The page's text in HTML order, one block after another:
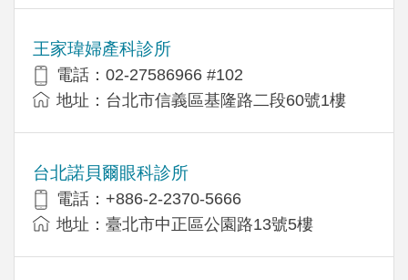
王家瑋婦產科診所
電話：02-27586966 #102
地址：台北市信義區基隆路二段60號1樓
台北諾貝爾眼科診所
電話：+886-2-2370-5666
地址：臺北市中正區公園路13號5樓